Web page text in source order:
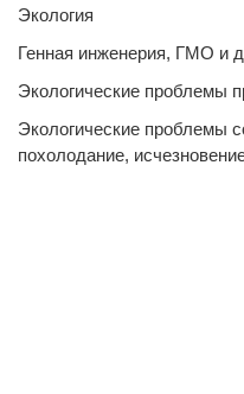
Экология
Генная инженерия, ГМО и
Экологические проблемы
Экологические проблемы
похолодание,